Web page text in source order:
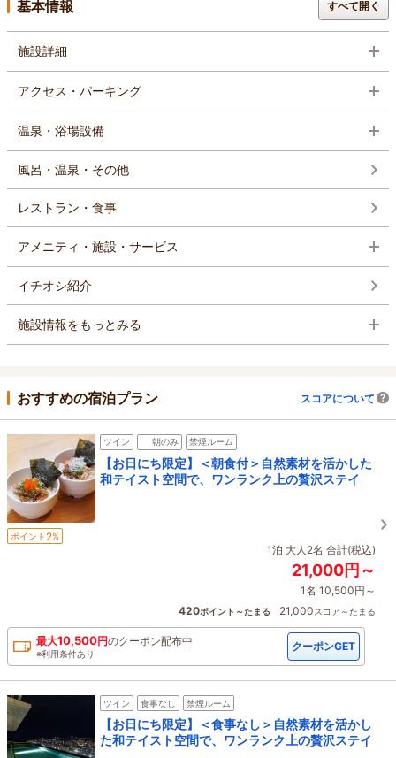
基本情報 すべて開く
施設詳細
アクセス・パーキング
温泉・浴場設備
風呂・温泉・その他
レストラン・食事
アメニティ・施設・サービス
イチオシ紹介
施設情報をもっとみる
おすすめの宿泊プラン スコアについて
ツイン 朝のみ 禁煙ルーム
【お日にち限定】＜朝食付＞自然素材を活かした
和テイスト空間で、ワンランク上の贅沢ステイ
ポイント 2%
1泊 大人2名 合計(税込)
21,000円～
1名 10,500円～
420ポイント～たまる 21,000スコア～たまる
最大10,500円のクーポン配布中
※利用条件あり
クーポンGET
ツイン 食事なし 禁煙ルーム
【お日にち限定】＜食事なし＞自然素材を活かし
た和テイスト空間で、ワンランク上の贅沢ステイ